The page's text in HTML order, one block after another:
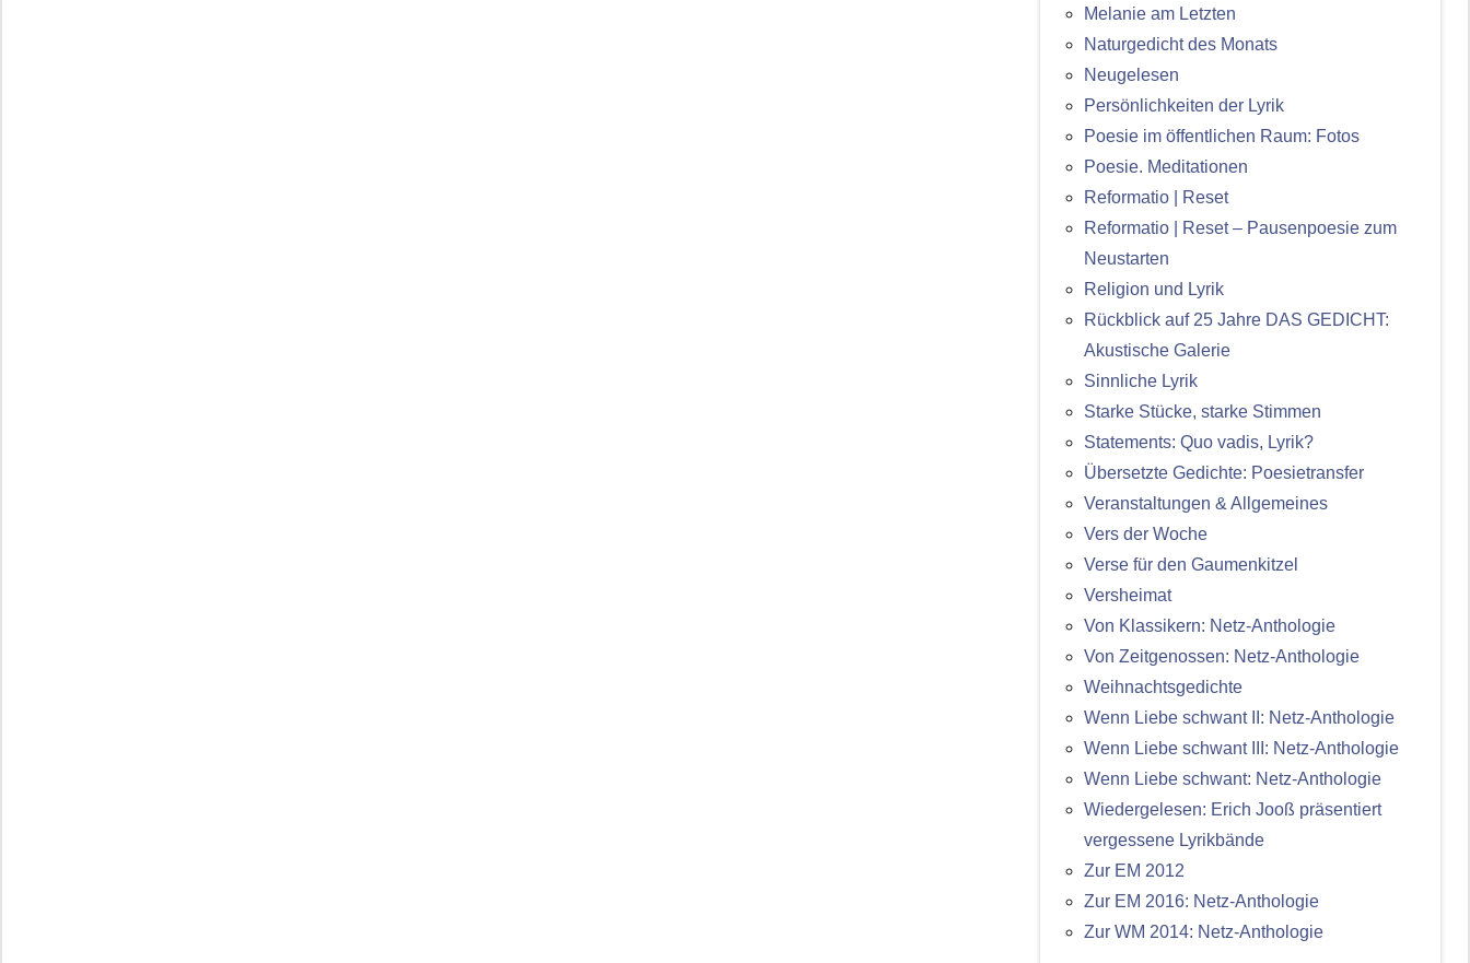
Melanie am Letzten
Naturgedicht des Monats
Neugelesen
Persönlichkeiten der Lyrik
Poesie im öffentlichen Raum: Fotos
Poesie. Meditationen
Reformatio | Reset
Reformatio | Reset – Pausenpoesie zum
Neustarten
Religion und Lyrik
Rückblick auf 25 Jahre DAS GEDICHT:
Akustische Galerie
Sinnliche Lyrik
Starke Stücke, starke Stimmen
Statements: Quo vadis, Lyrik?
Übersetzte Gedichte: Poesietransfer
Veranstaltungen & Allgemeines
Vers der Woche
Verse für den Gaumenkitzel
Versheimat
Von Klassikern: Netz-Anthologie
Von Zeitgenossen: Netz-Anthologie
Weihnachtsgedichte
Wenn Liebe schwant II: Netz-Anthologie
Wenn Liebe schwant III: Netz-Anthologie
Wenn Liebe schwant: Netz-Anthologie
Wiedergelesen: Erich Jooß präsentiert
vergessene Lyrikbände
Zur EM 2012
Zur EM 2016: Netz-Anthologie
Zur WM 2014: Netz-Anthologie